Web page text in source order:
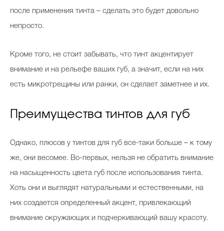
после применения тинта – сделать это будет довольно
непросто.
Кроме того, не стоит забывать, что тинт акцентирует
внимание и на рельефе ваших губ, а значит, если на них
есть микротрещины или ранки, он сделает заметнее и их.
Преимущества тинтов для губ
Однако, плюсов у тинтов для губ все-таки больше – к тому
же, они весомее. Во-первых, нельзя не обратить внимание
на насыщенность цвета губ после использования тинта.
Хоть они и выглядят натуральными и естественными, на
них создается определенный акцент, привлекающий
внимание окружающих и подчеркивающий вашу красоту.